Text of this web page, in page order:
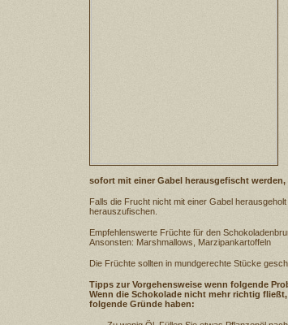
sofort mit einer Gabel herausgefischt
Falls die Frucht nicht mit einer Gabel
herauszufischen.
Empfehlenswerte Früchte für den
Ansonsten: Marshmallows, Marzipankartoffeln
Die Früchte sollten in mundgerechte Stücke
Tipps zur Vorgehensweise wenn folgende
Wenn die Schokolade nicht mehr richtig
folgende Gründe haben: